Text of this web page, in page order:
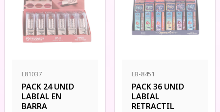
L81037
PACK 24 UNID
LABIAL EN
BARRA
LB-8451
PACK 36 UNID
LABIAL
RETRACTIL